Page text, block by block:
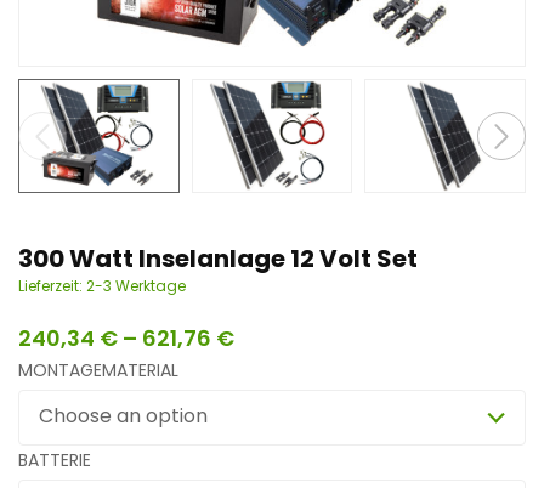
300 Watt Inselanlage 12 Volt Set
Lieferzeit: 2-3 Werktage
240,34 € – 621,76 €
MONTAGEMATERIAL
Choose an option
BATTERIE